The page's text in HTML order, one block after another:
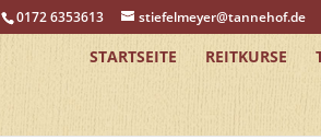
0172 6353613 stiefelmeyer@tannehof.de
STARTSEITE REITKURSE